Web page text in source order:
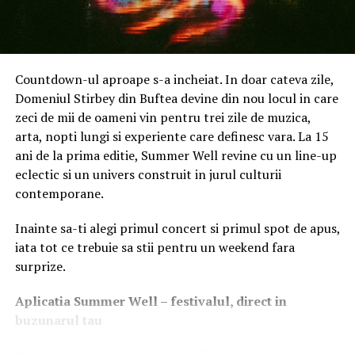
Colaborarea Acer cu Plastic Bank sprijină Obiectivele de
Unite, inclusiv ODD 1 pentru eliminarea sărăciei, ODD 8
pentru o muncă decentă și creștere economică, ODD 12
pentru un consum și o producție responsabile, ODD 14
pentru viața subacvatică și ODD 17 pentru un
parteneriat pentru aceste obiective. Obiectivele de
mediu, sociale și de guvernanță (ESG) ale Acer includ, de
asemenea, adaptarea unui conținut de plastic reciclat
până în 2025 și atingerea obiectivului de emisii nete zero
până în 2050. Acer a făcut eforturi semnificative pentru
a încorpora versiuni PCR ale tipurilor de plastic utilizate
respectă mediul înconjurător și și-a consolidat
Countdown-ul aproape s-a incheiat. In doar cateva zile,
Domeniul Stirbey din Buftea devine din nou locul in care
zeci de mii de oameni vin pentru trei zile de muzica,
arta, nopti lungi si experiente care definesc vara. La 15
ani de la prima editie, Summer Well revine cu un line-up
eclectic si un univers construit in jurul culturii
contemporane.
Inainte sa-ti alegi primul concert si primul spot de apus,
iata tot ce trebuie sa stii pentru un weekend fara
surprize.
Aplicatia Summer Well– festivalul, direct in
buzunarul tau